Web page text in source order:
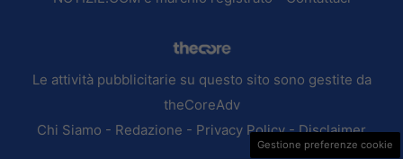
Le attività pubblicitarie su questo sito sono gestite da
theCoreAdv
Chi Siamo - Redazione - Privacy Policy-Disclaimer
Gestione preferenze cookie